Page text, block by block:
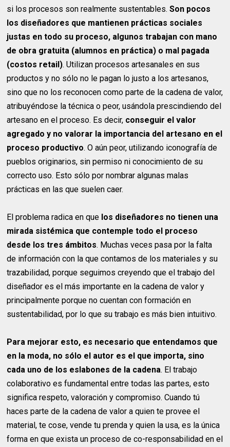
si los procesos son realmente sustentables.Son pocos
los diseñadores que mantienen prácticas sociales
justas en todo su proceso, algunos trabajan con mano
de obra gratuita (alumnos en práctica) o mal pagada
(costos retail). Utilizan procesos artesanales en sus
productos y no sólo no le pagan lo justo a los artesanos,
sino que no los reconocen como parte de la cadena de valor,
atribuyéndose la técnica o peor, usándola prescindiendo del
artesano en el proceso. Es decir, conseguir el valor
agregado y no valorar la importancia del artesano en el
proceso productivo. O aún peor, utilizando iconografía de
pueblos originarios, sin permiso ni conocimiento de su
correcto uso. Esto sólo por nombrar algunas malas
prácticas en las que suelen caer.
El problema radica en que los diseñadores no tienen una
mirada sistémica que contemple todo el proceso
desde los tres ámbitos. Muchas veces pasa por la falta
de información con la que contamos de los materiales y su
trazabilidad, porque seguimos creyendo que el trabajo del
diseñador es el más importante en la cadena de valor y
principalmente porque no cuentan con formación en
sustentabilidad, por lo que su trabajo es más bien intuitivo.
Para mejorar esto, es necesario que entendamos que
en la moda, no sólo el autor es el que importa, sino
cada uno de los eslabones de la cadena. El trabajo
colaborativo es fundamental entre todas las partes, esto
significa respeto, valoración y compromiso. Cuando tú
haces parte de la cadena de valor a quien te provee el
material, te cose, vende tu prenda y quien la usa, es la única
forma en que exista un proceso de co-responsabilidad en el